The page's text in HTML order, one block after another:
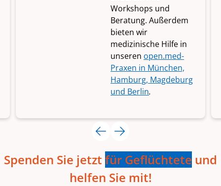
Workshops und
Beratung. Außerdem
bieten wir
medizinische Hilfe in
unseren open.med-
Praxen in München,
Hamburg, Magdeburg
und Berlin.
Spenden Sie jetzt für Geflüchtete und
helfen Sie mit!